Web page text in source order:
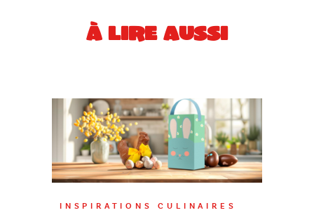
À LIRE AUSSI
INSPIRATIONS CULINAIRES